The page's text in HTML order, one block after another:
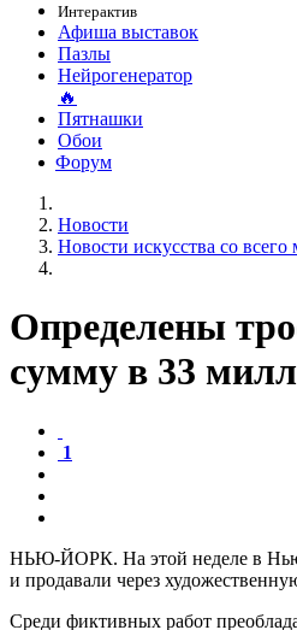
Интерактив
Афиша выставок
Пазлы
Нейрогенератор
🔥
Пятнашки
Обои
Форум
Новости
Новости искусства со всего
Определены
сумму в 33
1
НЬЮ-ЙОРК. На этой неделе в Нью-
и продавали через
Среди фиктивных работ